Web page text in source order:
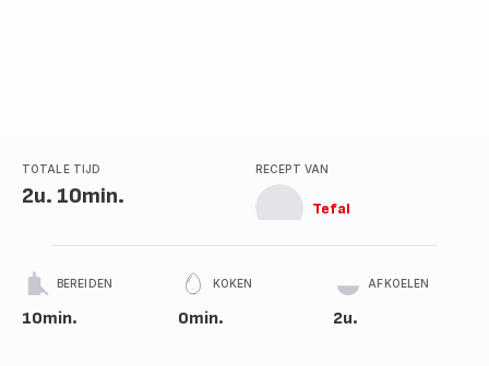
TOTALE TIJD
2u. 10min.
RECEPT VAN
Tefal
BEREIDEN
10min.
KOKEN
0min.
AFKOELEN
2u.